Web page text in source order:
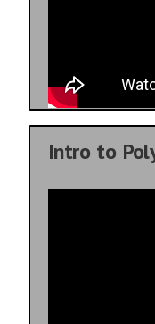
Intro to